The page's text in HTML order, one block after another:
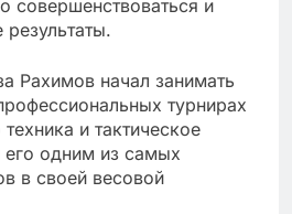
совершенствоваться и
Рахимов начал занимать
турнирах
и тактическое
одним из самых
в своей весовой